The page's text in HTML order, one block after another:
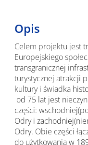
Opis
Celem projektu jest
Europejskiego
transgranicznej
turystycznej atrakcji
kultury i świadka
od 75 lat jest
części:
Odry i
Odry. Obie części
do użytkowania w